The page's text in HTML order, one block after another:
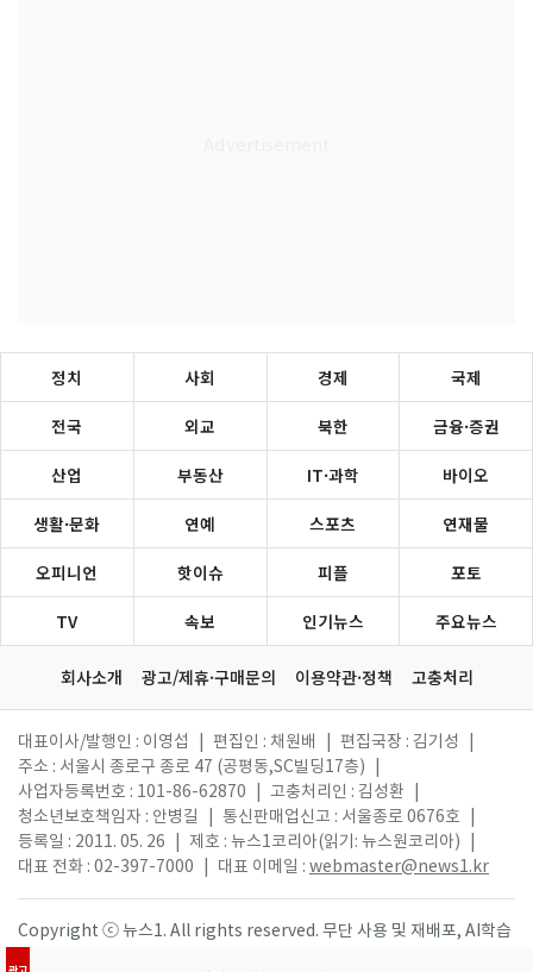
정치 사회 경제 국제
전국 외교 북한 금융·증권
산업 부동산 IT·과학 바이오
생활·문화 연예 스포츠 연재물
오피니언 핫이슈 피플 포토
TV 속보 인기뉴스 주요뉴스
회사소개 광고/제휴·구매문의 이용약관·정책 고충처리
대표이사/발행인 : 이영섭 편집인 : 채원배 편집국장 : 김기성
주소 : 서울시 종로구 종로 47 (공평동,SC빌딩17층)
사업자등록번호 : 101-86-62870
고충처리인 : 김성환
청소년보호책임자 : 안병길
통신판매업신고 : 서울종로 0676호
등록일 : 2011. 05. 26
제호 : 뉴스1코리아(읽기: 뉴스원코리아)
대표 전화 : 02-397-7000
대표 이메일 : webmaster@news1.kr
Copyright ⓒ 뉴스1. All rights reserved. 무단 사용 및 재배포, AI학습